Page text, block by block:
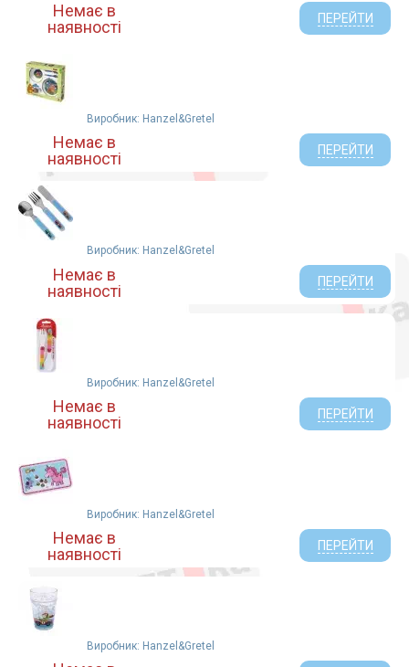
Немає в
наявності
ПЕРЕЙТИ
Виробник: Hanzel&Gretel
Немає в
наявності
ПЕРЕЙТИ
Виробник: Hanzel&Gretel
Немає в
наявності
ПЕРЕЙТИ
Виробник: Hanzel&Gretel
Немає в
наявності
ПЕРЕЙТИ
Виробник: Hanzel&Gretel
Немає в
наявності
ПЕРЕЙТИ
Виробник: Hanzel&Gretel